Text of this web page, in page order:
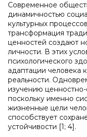
Современное
динамичностью
культурных
трансформация
ценностей создают
личности. В этих
психологического
адаптации человека
реальности.
изучению
поскольку именно
жизненные цели
способствует
устойчивости [1; 4].